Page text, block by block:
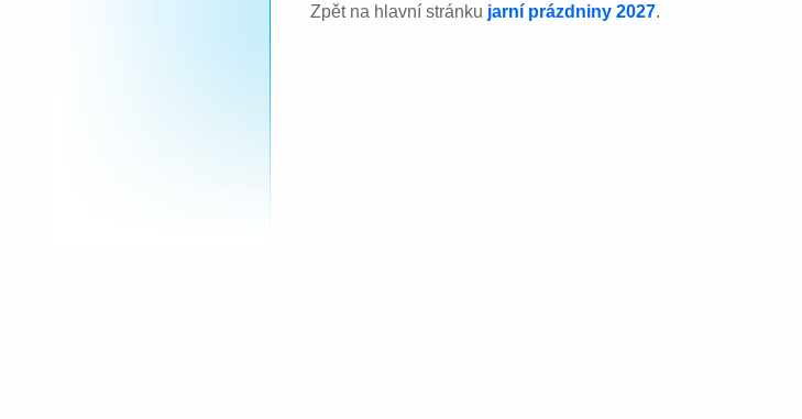
Zpět na hlavní stránku jarní prázdniny 2027.